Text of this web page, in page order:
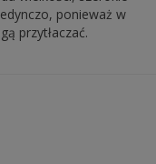
ponieważ w
przytłaczać.